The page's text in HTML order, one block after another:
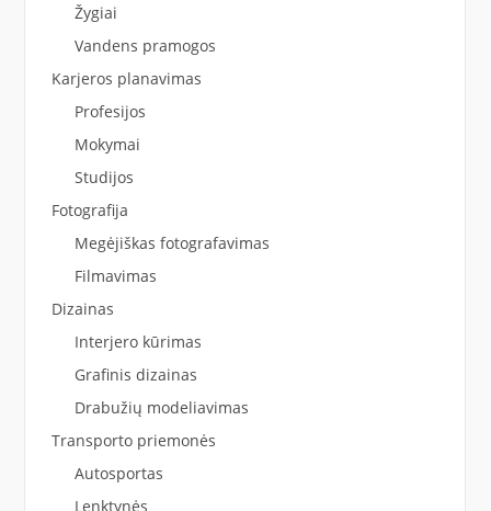
Žygiai
Vandens pramogos
Karjeros planavimas
Profesijos
Mokymai
Studijos
Fotografija
Megėjiškas fotografavimas
Filmavimas
Dizainas
Interjero kūrimas
Grafinis dizainas
Drabužių modeliavimas
Transporto priemonės
Autosportas
Lenktynės